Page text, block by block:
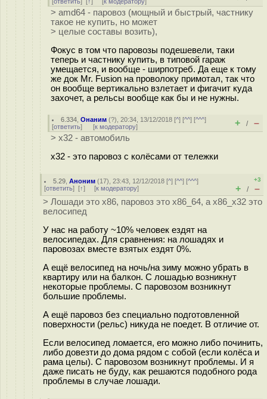
> amd64 - паровоз (мощный и быстрый, частнику
такое не купить, но может
> целые составы возить),
Фокус в том что паровозы подешевели, таки
теперь и частнику купить, в типовой гараж
умещается, и вообще - ширпотреб. Да еще к тому
же док Mr. Fusion на проволоку примотал, так что
он вообще вертикально взлетает и фигачит куда
захочет, а рельсы вообще как бы и не нужны.
6.334 ,Онаним (?), 20:34, 13/12/2018 [^] [^^] [^^^]
[ответить] [к модератору] + / –
> x32 - автомобиль
x32 - это паровоз с колёсами от тележки
5.29 ,Аноним (17), 23:43, 12/12/2018 [^] [^^] [^^^]
[ответить] [↑] [к модератору]
+3
+ / –
> Лошади это x86, паровоз это x86_64, а x86_x32 это
велосипед
У нас на работу ~10% человек ездят на
велосипедах. Для сравнения: на лошадях и
паровозах вместе взятых ездят 0%.
А ещё велосипед на ночь/на зиму можно убрать в
квартиру или на балкон. С лошадью возникнут
некоторые проблемы. С паровозом возникнут
большие проблемы.
А ещё паровоз без специально подготовленной
поверхности (рельс) никуда не поедет. В отличие от.
Если велосипед ломается, его можно либо починить,
либо довезти до дома рядом с собой (если колёса и
рама целы). С паровозом возникнут проблемы. И я
даже писать не буду, как решаются подобного рода
проблемы в случае лошади.